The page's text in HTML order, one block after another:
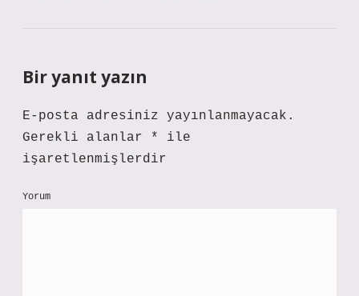
Bir yanıt yazın
E-posta adresiniz yayınlanmayacak.
Gerekli alanlar
*
ile
işaretlenmişlerdir
Yorum